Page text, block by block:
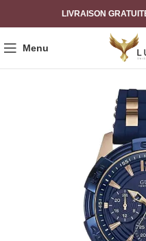
LIVRAISON
Menu